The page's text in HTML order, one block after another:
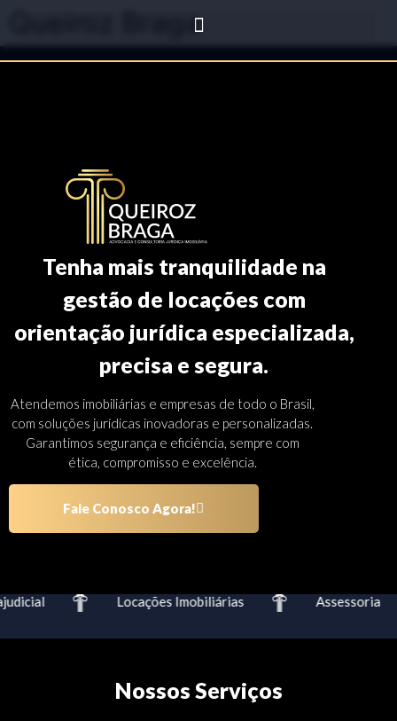
Queiroz Braga
Tenha mais tranquilidade na
gestão de locações com
orientação jurídica especializada,
precisa e segura.
Atendemos imobiliárias e empresas de todo o Brasil,
com soluções jurídicas inovadoras e personalizadas.
Garantimos segurança e eficiência, sempre com
ética, compromisso e excelência.
Fale Conosco Agora!
Locações Imobiliárias Assessoria
Nossos Serviços